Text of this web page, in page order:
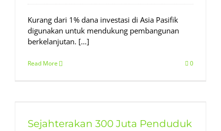
Kurang dari 1% dana investasi di Asia Pasifik
digunakan untuk mendukung pembangunan
berkelanjutan. […]
Read More 0
Sejahterakan 300 Juta Penduduk